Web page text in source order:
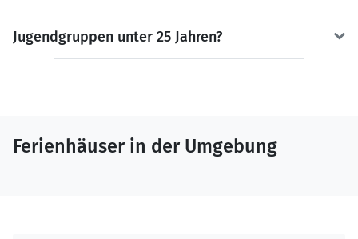
Jugendgruppen unter 25 Jahren?
Ferienhäuser in der Umgebung